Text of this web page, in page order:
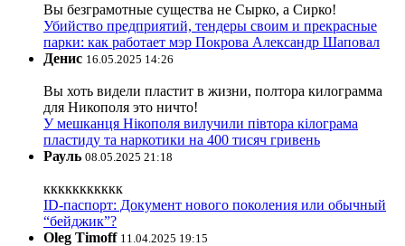
Вы безграмотные существа не Сырко, а Сирко!
Убийство предприятий, тендеры своим и прекрасные
парки: как работает мэр Покрова Александр Шаповал
Денис 16.05.2025 14:26
Вы хоть видели пластит в жизни, полтора килограмма
для Никополя это ничто!
У мешканця Нікополя вилучили півтора кілограма
пластиду та наркотики на 400 тисяч гривень
Рауль 08.05.2025 21:18
ккккккккккк
ID-паспорт: Документ нового поколения или обычный
“бейджик”?
Oleg Timoff 11.04.2025 19:15